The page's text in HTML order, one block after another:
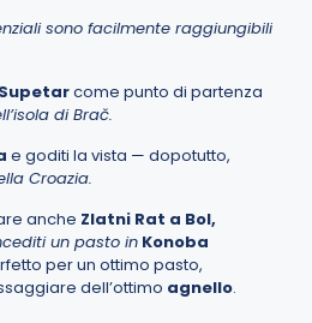
sono facilmente raggiungibili
Supetarcome punto di partenza
di Brač.
e goditi la vista — dopotutto,
Croazia.
anche Zlatni Rat a Bol,
un pasto in Konoba
per un ottimo pasto,
dell’ottimo agnello.